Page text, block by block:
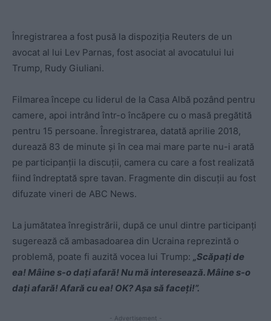
Înregistrarea a fost pusă la dispoziţia Reuters de un
avocat al lui Lev Parnas, fost asociat al avocatului lui
Trump, Rudy Giuliani.
Filmarea începe cu liderul de la Casa Albă pozând pentru
camere, apoi intrând într-o încăpere cu o masă pregătită
pentru 15 persoane. Înregistrarea, datată aprilie 2018,
durează 83 de minute şi în cea mai mare parte nu-i arată
pe participanţii la discuţii, camera cu care a fost realizată
fiind îndreptată spre tavan. Fragmente din discuţii au fost
difuzate vineri de ABC News.
La jumătatea înregistrării, după ce unul dintre participanţi
sugerează că ambasadoarea din Ucraina reprezintă o
problemă, poate fi auzită vocea lui Trump: „Scăpaţi de
ea! Mâine s-o daţi afară! Nu mă interesează. Mâine s-o
daţi afară! Afară cu ea! OK? Aşa să faceţi!”.
- Advertisement -